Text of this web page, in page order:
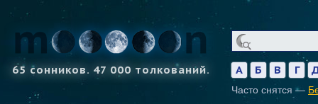
65 сонников. 47 000 толкований. А Б В Г
Часто снятся —